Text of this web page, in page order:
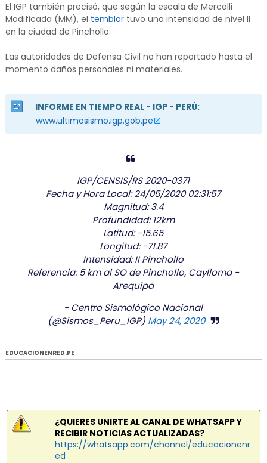
El IGP también precisó, que según la escala de Mercalli
Modificada (MM), el temblortuvo una intensidad de nivel II
en la ciudad de Pinchollo.
Las autoridades de Defensa Civil no han reportado hasta el
momento daños personales ni materiales.
INFORME EN TIEMPO REAL - IGP - PERÚ:
www.ultimosismo.igp.gob.pe
IGP/CENSIS/RS 2020-0371
Fecha y Hora Local: 24/05/2020 02:31:57
Magnitud: 3.4
Profundidad: 12km
Latitud: -15.65
Longitud: -71.87
Intensidad: II Pinchollo
Referencia: 5 km al SO de Pinchollo, Caylloma -
Arequipa
- Centro Sismológico Nacional
(@Sismos_Peru_IGP) May 24, 2020
EDUCACIONENRED.PE
¿QUIERES UNIRTE AL CANAL DE WHATSAPP Y
RECIBIR NOTICIAS ACTUALIZADAS?
https://whatsapp.com/channel/educacionenr
ed